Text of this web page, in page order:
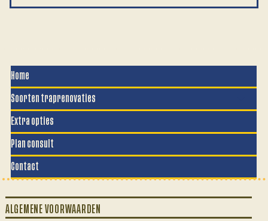
Home
Soorten traprenovaties
Extra opties
Plan consult
Contact
ALGEMENE VOORWAARDEN